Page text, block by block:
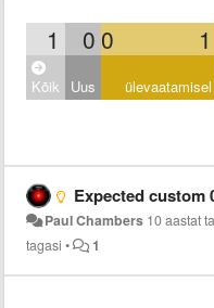
1 0 0 1
Kõik Uus ülevaatamisel
Expected custom 0,0 position
Paul Chambers 10 aastat
tagasi • 1